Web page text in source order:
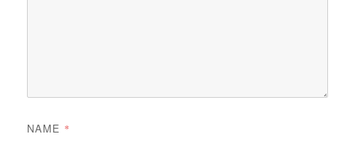
NAME *